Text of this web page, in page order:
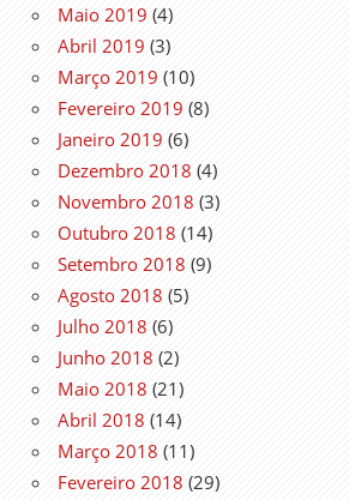
Maio 2019 (4)
Abril 2019 (3)
Março 2019 (10)
Fevereiro 2019 (8)
Janeiro 2019 (6)
Dezembro 2018 (4)
Novembro 2018 (3)
Outubro 2018 (14)
Setembro 2018 (9)
Agosto 2018 (5)
Julho 2018 (6)
Junho 2018 (2)
Maio 2018 (21)
Abril 2018 (14)
Março 2018 (11)
Fevereiro 2018 (29)